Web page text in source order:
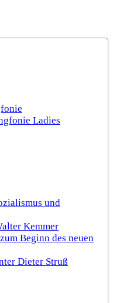
Ladies
und
Kemmer
Beginn des neuen
Dieter Struß